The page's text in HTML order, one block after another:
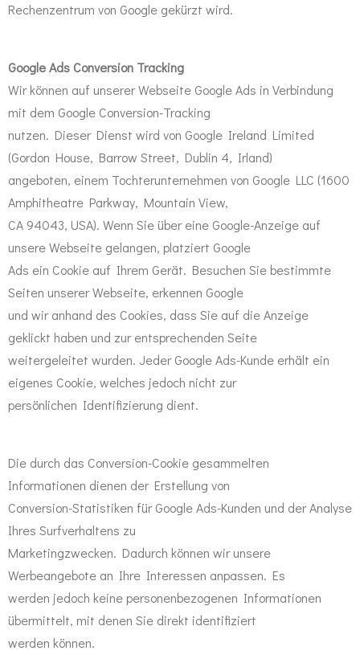
Rechenzentrum von Google gekürzt wird.
Google Ads Conversion Tracking
Wir können auf unserer Webseite Google Ads in Verbindung
mit dem Google Conversion-Tracking
nutzen. Dieser Dienst wird von Google Ireland Limited
(Gordon House, Barrow Street, Dublin 4, Irland)
angeboten, einem Tochterunternehmen von Google LLC (1600
Amphitheatre Parkway, Mountain View,
CA 94043, USA). Wenn Sie über eine Google-Anzeige auf
unsere Webseite gelangen, platziert Google
Ads ein Cookie auf Ihrem Gerät. Besuchen Sie bestimmte
Seiten unserer Webseite, erkennen Google
und wir anhand des Cookies, dass Sie auf die Anzeige
geklickt haben und zur entsprechenden Seite
weitergeleitet wurden. Jeder Google Ads-Kunde erhält ein
eigenes Cookie, welches jedoch nicht zur
persönlichen Identifizierung dient.
Die durch das Conversion-Cookie gesammelten
Informationen dienen der Erstellung von
Conversion-Statistiken für Google Ads-Kunden und der Analyse
Ihres Surfverhaltens zu
Marketingzwecken. Dadurch können wir unsere
Werbeangebote an Ihre Interessen anpassen. Es
werden jedoch keine personenbezogenen Informationen
übermittelt, mit denen Sie direkt identifiziert
werden können.